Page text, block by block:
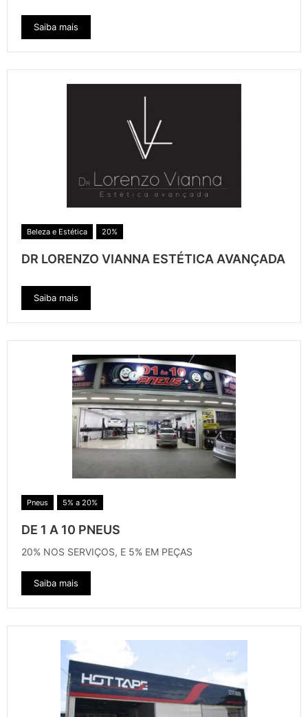
Saiba mais
Beleza e Estética 20%
DR LORENZO VIANNA ESTÉTICA AVANÇADA
Saiba mais
Pneus 5% a 20%
DE 1 A 10 PNEUS
20% NOS SERVIÇOS, E 5% EM PEÇAS
Saiba mais